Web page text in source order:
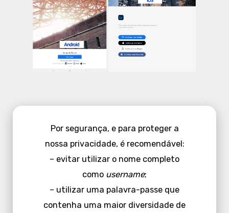
Por segurança, e para proteger a
nossa privacidade, é recomendável:
– evitar utilizar o nome completo
como username;
– utilizar uma palavra-passe que
contenha uma maior diversidade de